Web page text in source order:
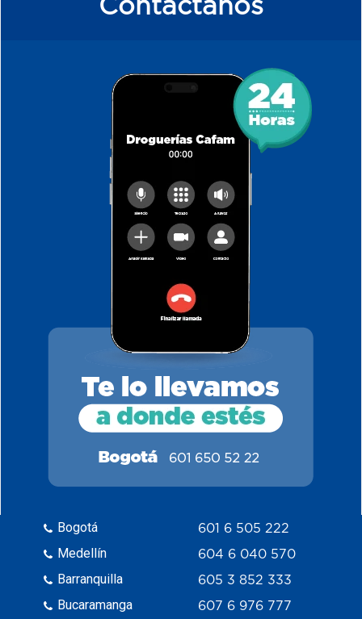
Bogotá
Medellín
Barranquilla
Bucaramanga
601 6 505 222
604 6 040 570
605 3 852 333
607 6 976 777